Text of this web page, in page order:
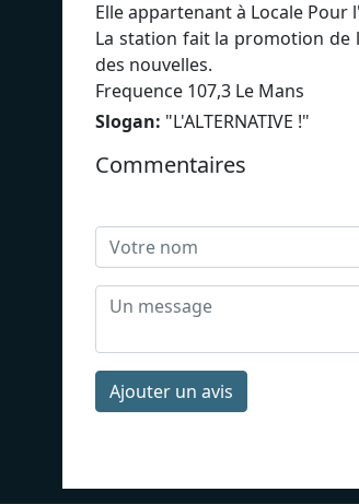
Elle appartenant à Locale Pour
La station fait la promotion de
des nouvelles.
Frequence 107,3 Le Mans
Slogan: "L'ALTERNATIVE !"
Commentaires
Ajouter un avis